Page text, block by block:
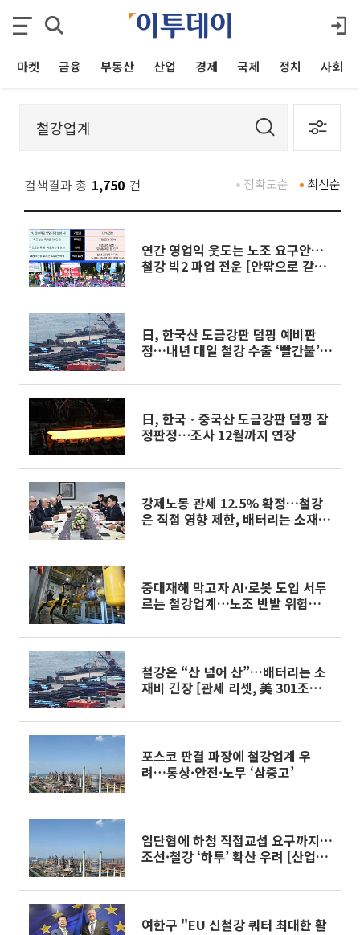
마켓 금융 부동산 산업 경제 국제 정치 사회
검색결과 총 1,750 건 최신순
정확도순
연간 영업익 웃도는 노조 요구안…
철강 빅2 파업 전운 [안팎으로 갇힌
日, 한국산 도금강판 덤핑 예비판
정…내년 대일 철강 수출 ‘빨간불’
日, 한국ㆍ중국산 도금강판 덤핑 잠
정판정⋯조사 12월까지 연장
강제노동 관세 12.5% 확정…철강
은 직접 영향 제한, 배터리는 소재
중대재해 막고자 AI·로봇 도입 서두
르는 철강업계…노조 반발 위험은
철강은 “산 넘어 산”…배터리는 소
재비 긴장 [관세 리셋, 美 301조의
포스코 판결 파장에 철강업계 우
려…통상·안전·노무 ‘삼중고’
임단협에 하청 직접교섭 요구까지…
조선·철강 ‘하투’ 확산 우려 [산업계
여한구 "EU 신철강 쿼터 최대한 활